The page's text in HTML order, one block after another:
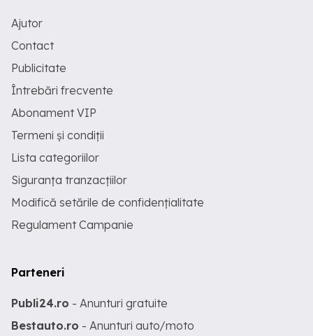
Ajutor
Contact
Publicitate
Întrebări frecvente
Abonament VIP
Termeni și condiții
Lista categoriilor
Siguranța tranzacțiilor
Modifică setările de confidențialitate
Regulament Campanie
Parteneri
Publi24.ro - Anunturi gratuite
Bestauto.ro - Anunturi auto/moto